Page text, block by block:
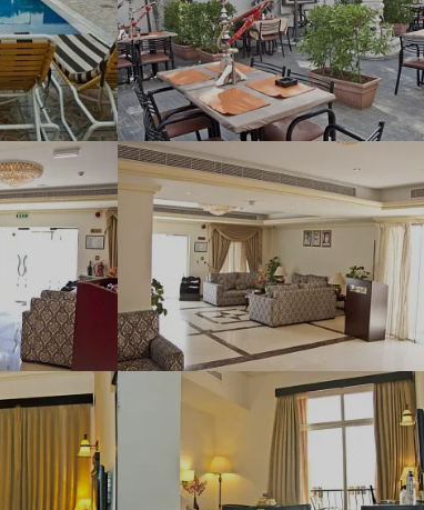
туроператоры
В нашей базе 27 сайтов
надёжных операторов (хотя
можем опросить и 80). Мы
снимаем актуальные цены с
сайтов в режиме реального
времени.
Опытные
менеджеры
Наш девиз – «продаём то, что
видели сами». Наши
менеджеры проводят
регулярные инспекции отелей,
посещают семинары и
рекламные туры.
Мы проверяем